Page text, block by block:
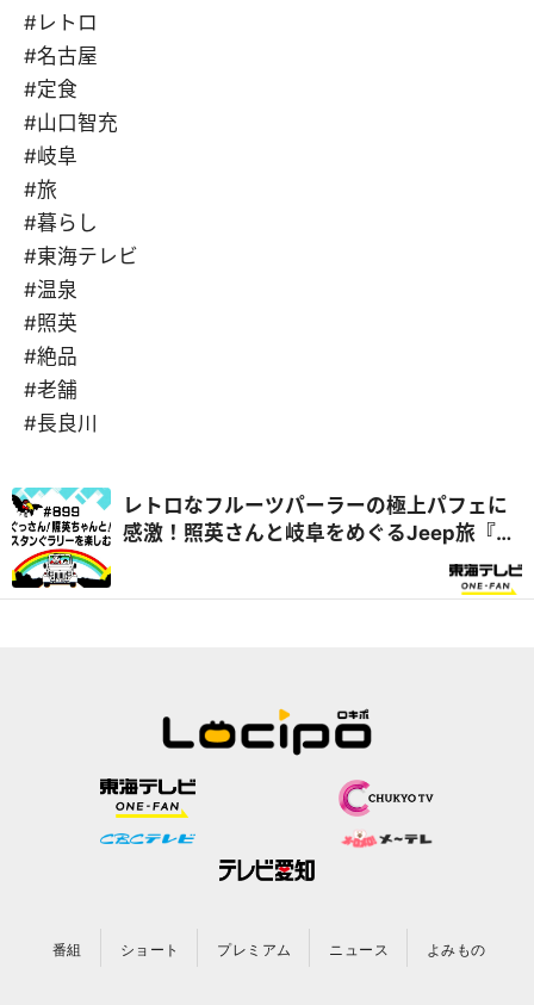
#レトロ
#名古屋
#定食
#山口智充
#岐阜
#旅
#暮らし
#東海テレビ
#温泉
#照英
#絶品
#老舗
#長良川
レトロなフルーツパーラーの極上パフェに
感激！照英さんと岐阜をめぐるJeep旅『ぐ
番組 ショート プレミアム ニュース よみもの